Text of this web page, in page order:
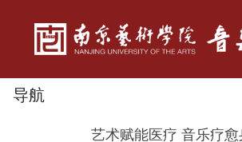
导航
艺术赋能医疗 音乐疗愈